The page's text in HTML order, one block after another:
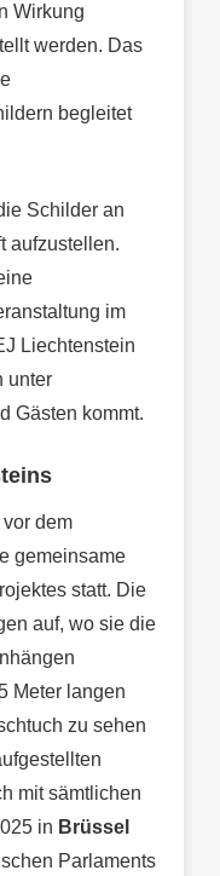
Wirkung
werden. Das
begleitet
Schilder an
aufzustellen.
im
Liechtenstein
unter
Gästen kommt.
dem
gemeinsame
statt. Die
auf, wo sie die
Meter langen
zu sehen
mit sämtlichen
in Brüssel
Parlaments